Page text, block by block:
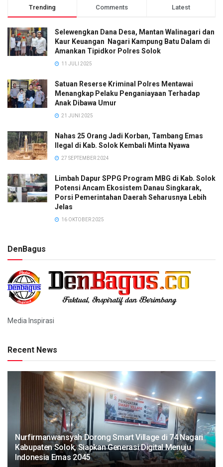
Trending Comments Latest
Selewengkan Dana Desa, Mantan Walinagari dan
Kaur Keuangan Nagari Kampung Batu Dalam di
Amankan Tipidkor Polres Solok
11 JULI 2025
Satuan Reserse Kriminal Polres Mentawai
Menangkap Pelaku Penganiayaan Terhadap
Anak Dibawa Umur
21 JUNI 2025
Nahas 25 Orang Jadi Korban, Tambang Emas
Ilegal di Kab. Solok Kembali Minta Nyawa
27 SEPTEMBER 2024
Limbah Dapur SPPG Program MBG di Kab. Solok
Potensi Ancam Ekosistem Danau Singkarak,
Porsi Pemerintahan Daerah Seharusnya Lebih
Jelas
16 OKTOBER 2025
DenBagus
Media Inspirasi
Recent News
Nurfirmanwansyah Dorong Smart Village di 74 Nagari
Kabupaten Solok, Siapkan Generasi Digital Menuju
Indonesia Emas 2045